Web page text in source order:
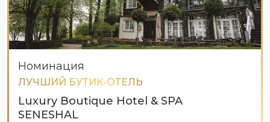
Номинация
ЛУЧШИЙ БУТИК-ОТЕЛЬ
Luxury Boutique Hotel & SPA
SENESHAL